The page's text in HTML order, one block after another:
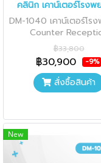
คลินิก เคาน์เตอร์โรงพ
DM-1040 เคาน์เตอร์โร
Counter
฿33,800
฿30,900 -9%
สั่งซื้อสินค้า
New